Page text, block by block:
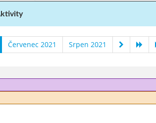
Červenec 2021 Srpen 2021